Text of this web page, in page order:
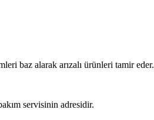
baz alarak arızalı ürünleri tamir eder.
servisinin adresidir.